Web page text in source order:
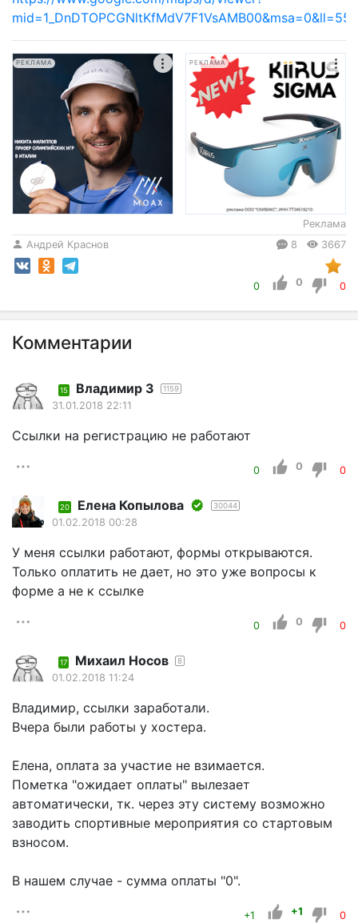
РЕКЛАМА РЕКЛАМА
Реклама
Андрей Краснов
8 3667
0 0 0
Комментарии
15 Владимир З 1159
31.01.2018 22:11
Ссылки на регистрацию не работают
0 0 0
20 Елена Копылова 30044
01.02.2018 00:28
У меня ссылки работают, формы открываются.
Только оплатить не дает, но это уже вопросы к
форме а не к ссылке
0 0 0
17 Михаил Носов 8
01.02.2018 11:24
Владимир, ссылки заработали.
Вчера были работы у хостера.
Елена, оплата за участие не взимается.
Пометка "ожидает оплаты" вылезает
автоматически, тк. через эту систему возможно
заводить спортивные мероприятия со стартовым
взносом.
В нашем случае - сумма оплаты "0".
+1 +1 0